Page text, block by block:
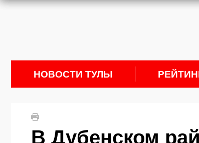
НОВОСТИ ТУЛЫ
В Дубенском